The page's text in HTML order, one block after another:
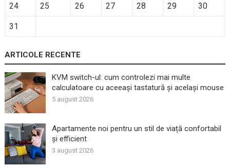
24 25 26 27 28 29 30
31
ARTICOLE RECENTE
KVM switch-ul: cum controlezi mai multe
calculatoare cu aceeași tastatură și același mouse
5 august 2026
Apartamente noi pentru un stil de viață confortabil
și efficient
3 august 2026